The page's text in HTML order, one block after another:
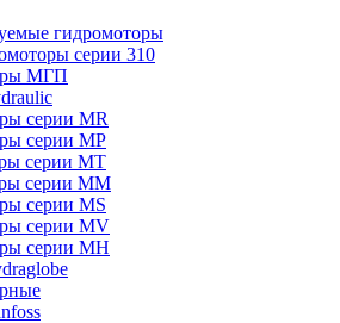
гидромоторы
серии 310
МГП
серии MR
серии MP
серии MT
серии MM
серии MS
серии MV
серии MH